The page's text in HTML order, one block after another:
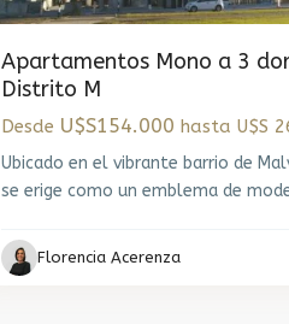
Apartamentos Mono a 3
Distrito M
Desde U$S154.000 hasta U$S
Ubicado en el vibrante barrio de
se erige como un emblema de
Florencia Acerenza